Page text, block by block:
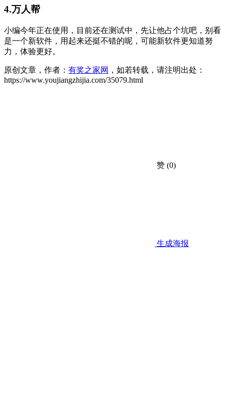
4.万人帮
小编今年正在使用，目前还在测试中，先让他占个坑吧，别看
是一个新软件，用起来还挺不错的呢，可能新软件更知道努
力，体验更好。
原创文章，作者： 有奖之家网 ，如若转载，请注明出处：
https://www.youjiangzhijia.com/35079.html
赞 (0)
生成海报